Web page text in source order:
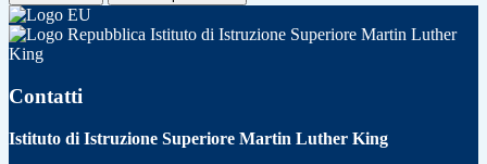
Istituto di Istruzione Superiore Martin Luther
King
Contatti
Istituto di Istruzione Superiore Martin Luther King